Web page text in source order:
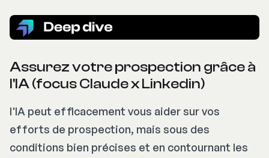
Assurez votre prospection grâce à
l'IA (focus Claude x Linkedin)
l'IA peut efficacement vous aider sur vos
efforts de prospection, mais sous des
conditions bien précises et en contournant les